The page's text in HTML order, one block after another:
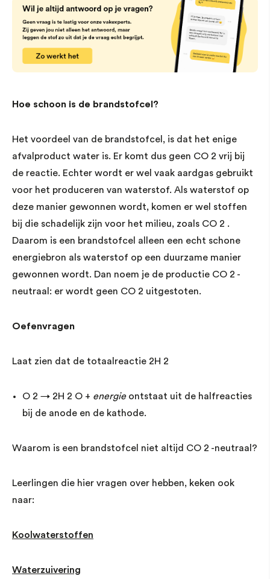
Hoe schoon is de brandstofcel?
Het voordeel van de brandstofcel, is dat het enige
afvalproduct water is. Er komt dus geen CO 2 vrij bij
de reactie. Echter wordt er wel vaak aardgas gebruikt
voor het produceren van waterstof. Als waterstof op
deze manier gewonnen wordt, komen er wel stoffen
bij die schadelijk zijn voor het milieu, zoals CO 2 .
Daarom is een brandstofcel alleen een echt schone
energiebron als waterstof op een duurzame manier
gewonnen wordt. Dan noem je de productie CO 2 -
neutraal: er wordt geen CO 2 uitgestoten.
Oefenvragen
Laat zien dat de totaalreactie 2H 2
O 2 → 2H 2 O + energieontstaat uit de halfreacties
bij de anode en de kathode.
Waarom is een brandstofcel niet altijd CO 2 -neutraal?
Leerlingen die hier vragen over hebben, keken ook
naar:
Koolwaterstoffen
Waterzuivering